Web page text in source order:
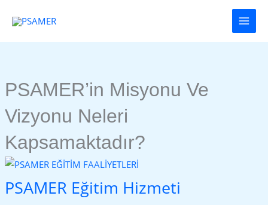
atla
Main
PSAMER’in Misyonu Ve
Vizyonu Neleri
Kapsamaktadır?
PSAMER Eğitim Hizmeti
Eğitim
Hizmeti